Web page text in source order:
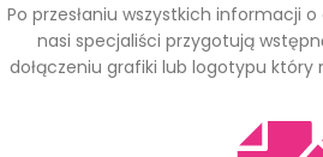
Po przesłaniu wszystkich informacji
nasi specjaliści przygotują
dołączeniu grafiki lub logotypu